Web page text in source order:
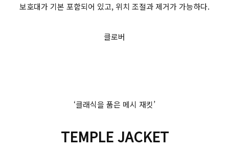
보호대가 기본 포함되어 있고, 위치 조절과 제거가 가능하다.
클로버
‘클래식을 품은 메시 재킷’
TEMPLE JACKET